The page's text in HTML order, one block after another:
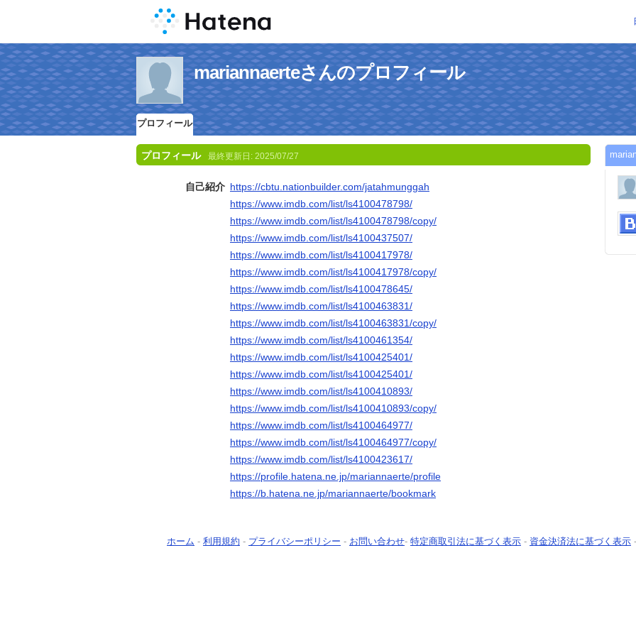
mariannaerteさんのプロフィール
プロフィール
プロフィール 最終更新日: 2025/07/27
自己紹介 https://cbtu.nationbuilder.com/jatahmunggah
https://www.imdb.com/list/ls4100478798/
https://www.imdb.com/list/ls4100478798/copy/
https://www.imdb.com/list/ls4100437507/
https://www.imdb.com/list/ls4100417978/
https://www.imdb.com/list/ls4100417978/copy/
https://www.imdb.com/list/ls4100478645/
https://www.imdb.com/list/ls4100463831/
https://www.imdb.com/list/ls4100463831/copy/
https://www.imdb.com/list/ls4100461354/
https://www.imdb.com/list/ls4100425401/
https://www.imdb.com/list/ls4100425401/
https://www.imdb.com/list/ls4100410893/
https://www.imdb.com/list/ls4100410893/copy/
https://www.imdb.com/list/ls4100464977/
https://www.imdb.com/list/ls4100464977/copy/
https://www.imdb.com/list/ls4100423617/
https://profile.hatena.ne.jp/mariannaerte/profile
https://b.hatena.ne.jp/mariannaerte/bookmark
ホーム - 利用規約 - プライバシーポリシー - お問い合わせ- 特定商取引法に基づく表示 - 資金決済法に基づく表示 -